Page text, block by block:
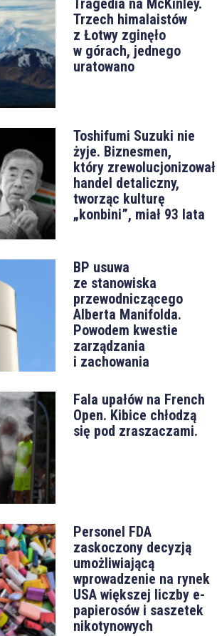
Trzech himalaistów
z Łotwy zginęło
w górach, jednego
uratowano
Toshifumi Suzuki nie
żyje. Biznesmen,
który zrewolucjonizował
handel detaliczny,
tworząc kulturę
„konbini”, miał 93 lata
BP usuwa
ze stanowiska
przewodniczącego
Alberta Manifolda.
Powodem kwestie
zarządzania
i zachowania
Fala upałów na French
Open. Kibice chłodzą
się pod zraszaczami.
Personel FDA
zaskoczony decyzją
umożliwiającą
wprowadzenie na rynek
USA większej liczby e-
papierosów i saszetek
nikotynowych